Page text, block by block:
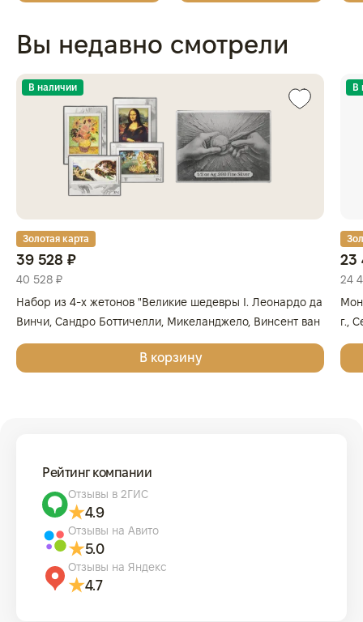
Вы недавно смотрели
В наличии
Золотая карта
39 528 ₽
40 528 ₽
Набор из 4-х жетонов "Великие шедевры I. Леонардо да
Винчи, Сандро Боттичелли, Микеланджело, Винсент ван
Гог", 2025г., Серебро, 62,2 гр., проба 999, ГЕРМАНИЯ
В корзину
В
23
24
г.,
Рейтинг компании
Отзывы в 2ГИС
4.9
Отзывы на Авито
5.0
Отзывы на Яндекс
4.7